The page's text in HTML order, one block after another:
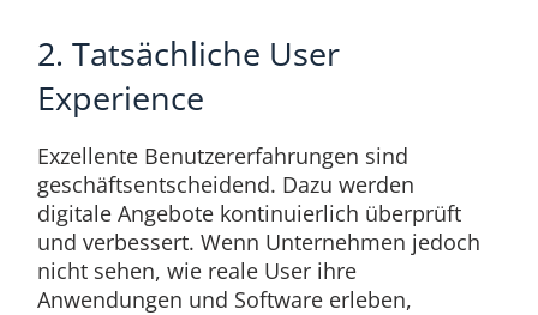
2. Tatsächliche User
Experience
Exzellente Benutzererfahrungen sind
geschäftsentscheidend. Dazu werden
digitale Angebote kontinuierlich überprüft
und verbessert. Wenn Unternehmen jedoch
nicht sehen, wie reale User ihre
Anwendungen und Software erleben,